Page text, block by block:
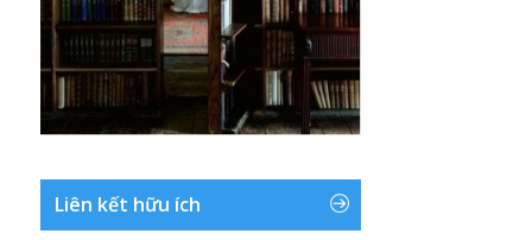
Liên kết hữu ích